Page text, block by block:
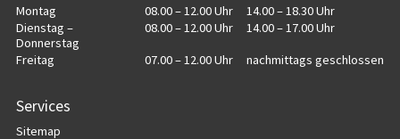
Wochentag Öffnungszeiten Vormittag Öffnungszeiten Nachmittag
Montag 08.00 – 12.00 Uhr
14.00 – 18.30 Uhr
Dienstag –
Donnerstag
08.00 – 12.00 Uhr
14.00 – 17.00 Uhr
Freitag
07.00 – 12.00 Uhr nachmittags geschlossen
Services
Sitemap